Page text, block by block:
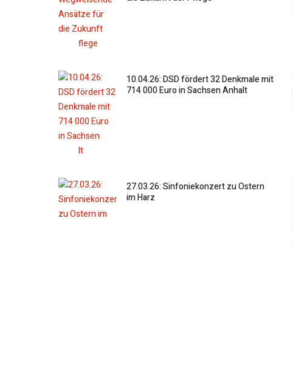
10.04.26: DSD fördert 32 Denkmale mit
714 000 Euro in Sachsen Anhalt
27.03.26: Sinfoniekonzert zu Ostern
im Harz